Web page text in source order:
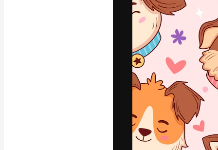
La plataforma
trabajo. Más
entre
estudios.
Español